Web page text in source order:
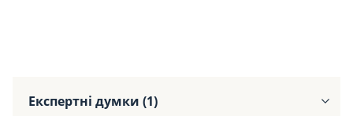
Експертні думки (1)